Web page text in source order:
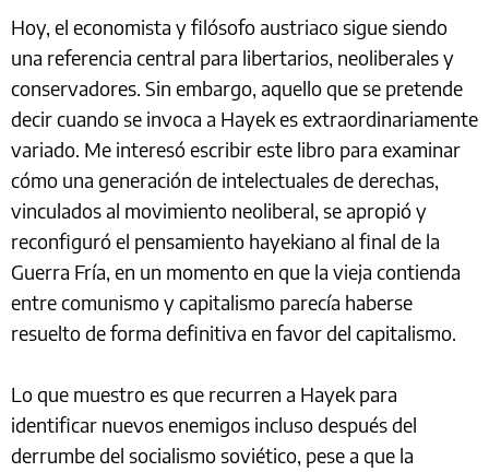
Hoy, el economista y filósofo austriaco sigue siendo
una referencia central para libertarios, neoliberales y
conservadores. Sin embargo, aquello que se pretende
decir cuando se invoca a Hayek es extraordinariamente
variado. Me interesó escribir este libro para examinar
cómo una generación de intelectuales de derechas,
vinculados al movimiento neoliberal, se apropió y
reconfiguró el pensamiento hayekiano al final de la
Guerra Fría, en un momento en que la vieja contienda
entre comunismo y capitalismo parecía haberse
resuelto de forma definitiva en favor del capitalismo.
Lo que muestro es que recurren a Hayek para
identificar nuevos enemigos incluso después del
derrumbe del socialismo soviético, pese a que la